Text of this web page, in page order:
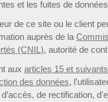
et les fuites de
de ce site ou le client
auprès de la
(CNIL), autorité de
aux articles 15 et
des données,
de rectification,